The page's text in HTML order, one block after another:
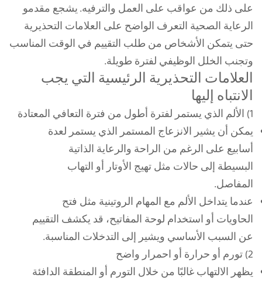
على ذلك من عواقب على العمل والترفيه. يشجع مقدمو
الرعاية الصحية التعرف الواضح على العلامات التحذيرية
حتى يتمكن الأشخاص من طلب التقييم في الوقت المناسب
وتجنب الخلل الوظيفي لفترة طويلة.
العلامات التحذيرية الرئيسية التي يجب
الانتباه إليها
1) الألم الذي يستمر لفترة أطول من فترة التعافي المعتادة
يمكن أن يشير الانزعاج المستمر الذي يستمر لعدة
أسابيع على الرغم من الراحة والرعاية الذاتية
البسيطة إلى حالات مثل تهيج الأوتار أو التهاب
المفاصل.
عندما يتداخل الألم مع المهام الروتينية مثل فتح
الحاويات أو استخدام لوحة المفاتيح، قد يكشف التقييم
عن السبب الأساسي ويشير إلى التدخلات المناسبة.
2) تورم أو حرارة أو احمرار واضح
يظهر الالتهاب غالبًا من خلال التورم أو المنطقة الدافئة